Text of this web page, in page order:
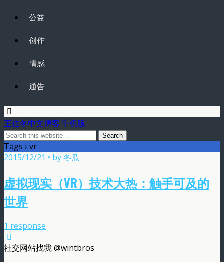
公益
创作
情感
通告
王佳冬中文博客 手机版
Tags › vr
2015/12/21 • by 冬瓜
虚拟现实（VR）技术大热：触手可及的
世界
1 response
社交网站找我 @wintbros